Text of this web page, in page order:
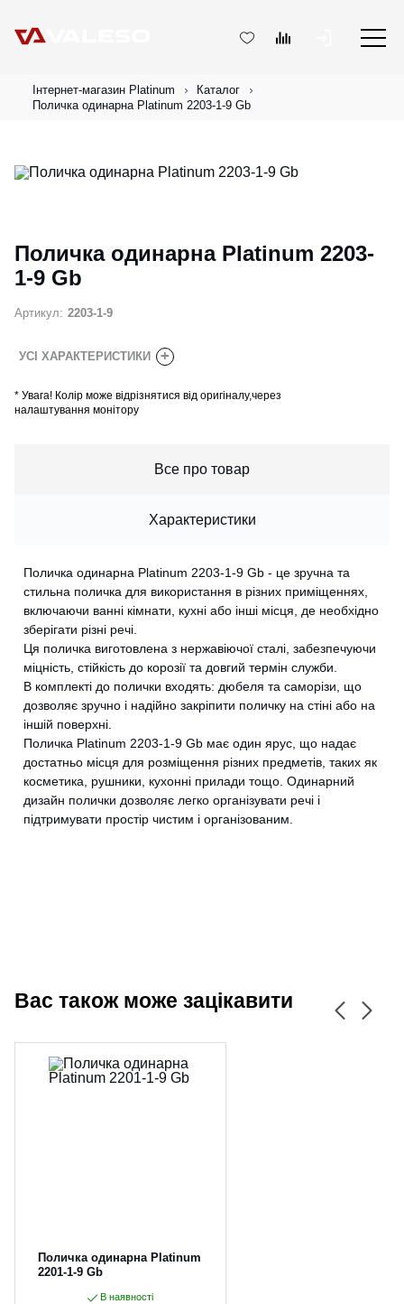
Інтернет-магазин Platinum
Каталог
Поличка одинарна Platinum 2203-1-9 Gb
Поличка одинарна Platinum 2203-
1-9 Gb
Артикул: 2203-1-9
УСІ ХАРАКТЕРИСТИКИ +
* Увага! Колір може відрізнятися від оригіналу,через
налаштування монітору
Все про товар
Характеристики
Поличка одинарна Platinum 2203-1-9 Gb - це зручна та
стильна поличка для використання в різних приміщеннях,
включаючи ванні кімнати, кухні або інші місця, де необхідно
зберігати різні речі.
Ця поличка виготовлена з нержавіючої сталі, забезпечуючи
міцність, стійкість до корозії та довгий термін служби.
В комплекті до полички входять: дюбеля та саморізи, що
дозволяє зручно і надійно закріпити поличку на стіні або на
іншій поверхні.
Поличка Platinum 2203-1-9 Gb має один ярус, що надає
достатньо місця для розміщення різних предметів, таких як
косметика, рушники, кухонні прилади тощо. Одинарний
дизайн полички дозволяє легко організувати речі і
підтримувати простір чистим і організованим.
Вас також може зацікавити
Поличка одинарна Platinum
2201-1-9 Gb
В наявності
OK
CANCEL